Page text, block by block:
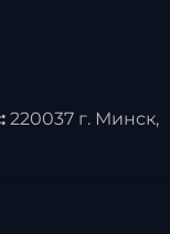
220037 г. Минск,